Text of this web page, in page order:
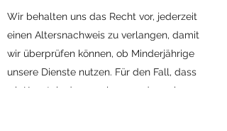
Wir behalten uns das Recht vor, jederzeit
einen Altersnachweis zu verlangen, damit
wir überprüfen können, ob Minderjährige
unsere Dienste nutzen. Für den Fall, dass
wir Kenntnis davon erlangen, dass ein